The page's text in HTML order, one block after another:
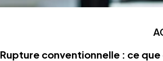
Rupture conventionnelle : ce